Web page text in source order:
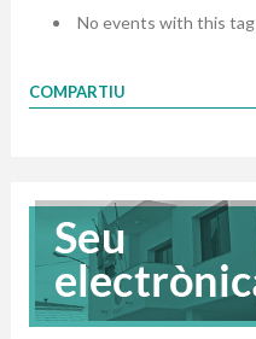
No events with this tag
COMPARTIU